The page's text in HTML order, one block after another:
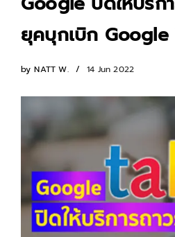
ยุคบุกเบิก Google
by NATT W. 14 Jun 2022